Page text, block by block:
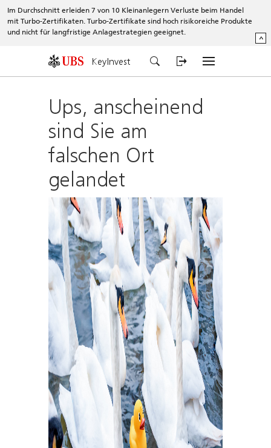
Im Durchschnitt erleiden 7 von 10 Kleinanlegern Verluste beim Handel
mit Turbo-Zertifikaten. Turbo-Zertifikate sind hoch risikoreiche Produkte
und nicht für langfristige Anlagestrategien geeignet.
^
KeyInvest
Ups, anscheinend
sind Sie am
falschen Ort
gelandet